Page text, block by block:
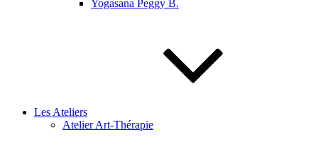
Yogasana Peggy B.
Les Ateliers
Atelier Art-Thérapie